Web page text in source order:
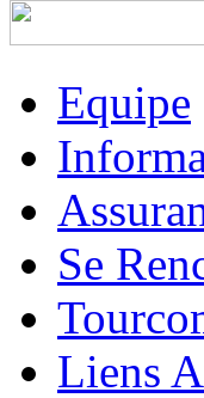
Equipe
Se
Liens